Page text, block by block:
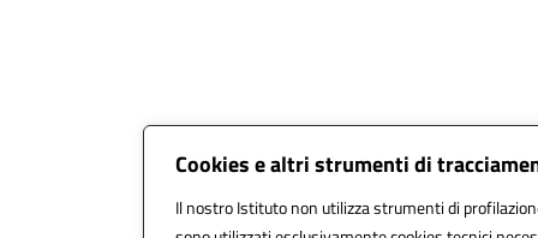
Cookies e altri strumenti di
Il nostro Istituto non utilizza strumenti di